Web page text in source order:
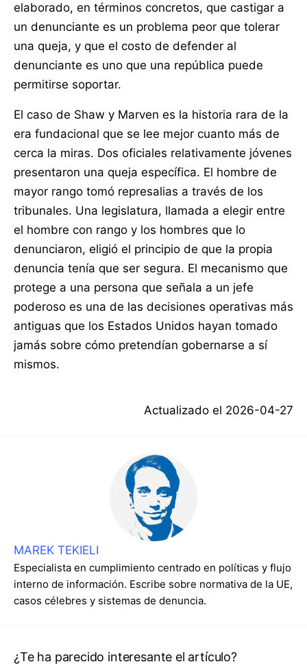
elaborado, en términos concretos, que castigar a
un denunciante es un problema peor que tolerar
una queja, y que el costo de defender al
denunciante es uno que una república puede
permitirse soportar.
El caso de Shaw y Marven es la historia rara de la
era fundacional que se lee mejor cuanto más de
cerca la miras. Dos oficiales relativamente jóvenes
presentaron una queja específica. El hombre de
mayor rango tomó represalias a través de los
tribunales. Una legislatura, llamada a elegir entre
el hombre con rango y los hombres que lo
denunciaron, eligió el principio de que la propia
denuncia tenía que ser segura. El mecanismo que
protege a una persona que señala a un jefe
poderoso es una de las decisiones operativas más
antiguas que los Estados Unidos hayan tomado
jamás sobre cómo pretendían gobernarse a sí
mismos.
Actualizado el 2026-04-27
MAREK TEKIELI
Especialista en cumplimiento centrado en políticas y flujo
interno de información. Escribe sobre normativa de la UE,
casos célebres y sistemas de denuncia.
¿Te ha parecido interesante el artículo?